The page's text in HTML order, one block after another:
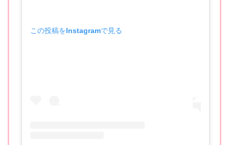
この投稿をInstagramで見る